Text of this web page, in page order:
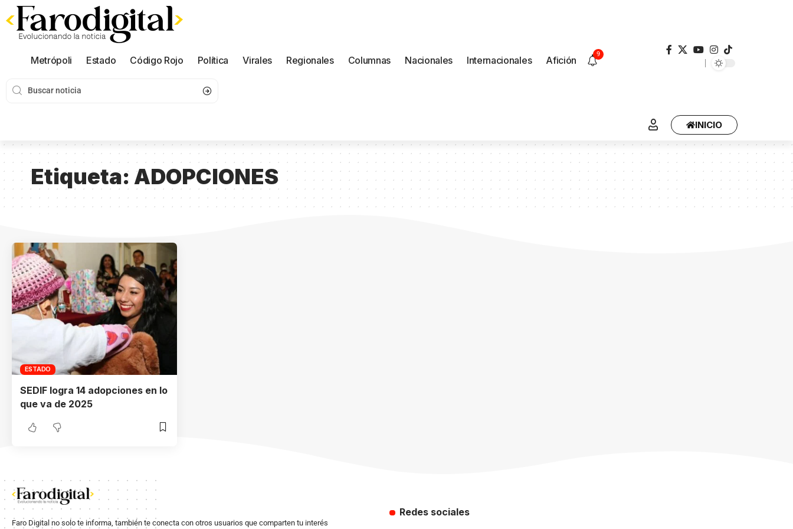
Metrópoli Estado Código Rojo Política Virales Regionales Columnas Nacionales Internacionales Afición
9
INICIO
Etiqueta: ADOPCIONES
ESTADO
SEDIF logra 14 adopciones en lo
que va de 2025
Faro Digital no solo te informa, también te conecta con otros usuarios que comparten tu interés
Redes sociales